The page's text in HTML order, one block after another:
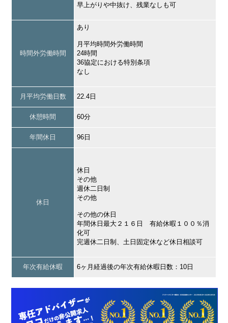
早上がりや中抜け、残業なしも可
時間外労働時間
あり
月平均時間外労働時間
24時間
36協定における特別条項
なし
月平均労働日数 22.4日
休憩時間 60分
年間休日 96日
休日
休日
その他
週休二日制
その他
その他の休日
年間休日最大２１６日 有給休暇１００％消
化可
完週休二日制、土日固定休など休日相談可
年次有給休暇 6ヶ月経過後の年次有給休暇日数：10日